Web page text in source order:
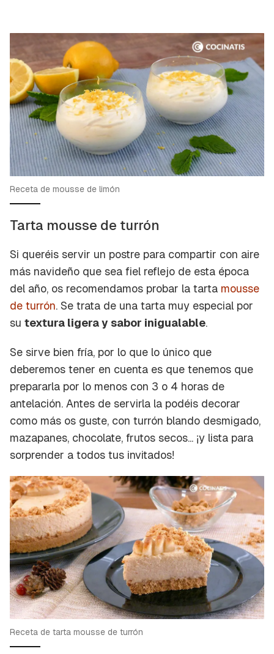
Receta de mousse de limón
Tarta mousse de turrón
Si queréis servir un postre para compartir con aire
más navideño que sea fiel reflejo de esta época
del año, os recomendamos probar la tarta mousse
de turrón. Se trata de una tarta muy especial por
su textura ligera y sabor inigualable.
Se sirve bien fría, por lo que lo único que
deberemos tener en cuenta es que tenemos que
prepararla por lo menos con 3 o 4 horas de
antelación. Antes de servirla la podéis decorar
como más os guste, con turrón blando desmigado,
mazapanes, chocolate, frutos secos... ¡y lista para
sorprender a todos tus invitados!
Receta de tarta mousse de turrón